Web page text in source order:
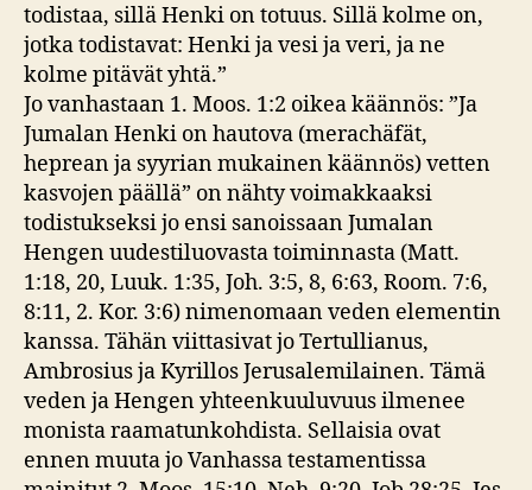
todistaa, sillä Henki on totuus. Sillä kolme on,
jotka todistavat: Henki ja vesi ja veri, ja ne
kolme pitävät yhtä.”
Jo vanhastaan 1. Moos. 1:2 oikea käännös: ”Ja
Jumalan Henki on hautova (merachäfät,
heprean ja syyrian mukainen käännös) vetten
kasvojen päällä” on nähty voimakkaaksi
todistukseksi jo ensi sanoissaan Jumalan
Hengen uudestiluovasta toiminnasta (Matt.
1:18, 20, Luuk. 1:35, Joh. 3:5, 8, 6:63, Room. 7:6,
8:11, 2. Kor. 3:6) nimenomaan veden elementin
kanssa. Tähän viittasivat jo Tertullianus,
Ambrosius ja Kyrillos Jerusalemilainen. Tämä
veden ja Hengen yhteenkuuluvuus ilmenee
monista raamatunkohdista. Sellaisia ovat
ennen muuta jo Vanhassa testamentissa